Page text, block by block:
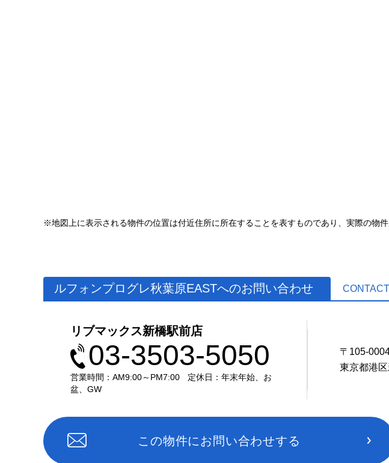
※地図上に表示される物件の位置は付近住所に所在することを表すものであり、実際の物
ルフォンプログレ秋葉原EASTへのお問い合わせ
リブマックス新橋駅前店
03-3503-5050
営業時間：AM9:00～PM7:00
定休日：年末年始、お
盆、GW
〒105-
東京都港
この物件にお問い合わせする